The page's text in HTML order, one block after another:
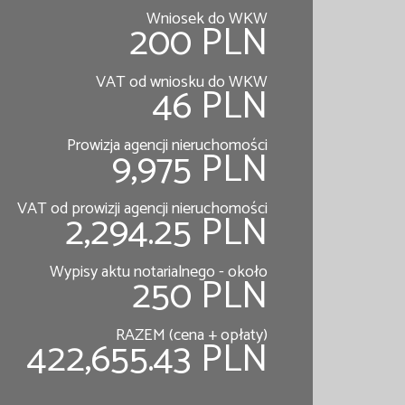
Wniosek do WKW
200 PLN
VAT od wniosku do WKW
46 PLN
Prowizja agencji nieruchomości
9,975 PLN
VAT od prowizji agencji nieruchomości
2,294.25 PLN
Wypisy aktu notarialnego - około
250 PLN
RAZEM (cena + opłaty)
422,655.43 PLN